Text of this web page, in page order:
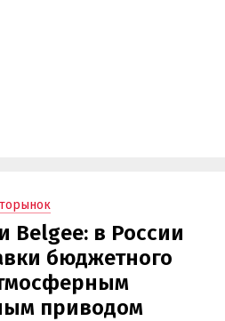
Belgee: в России
бюджетного
приводом